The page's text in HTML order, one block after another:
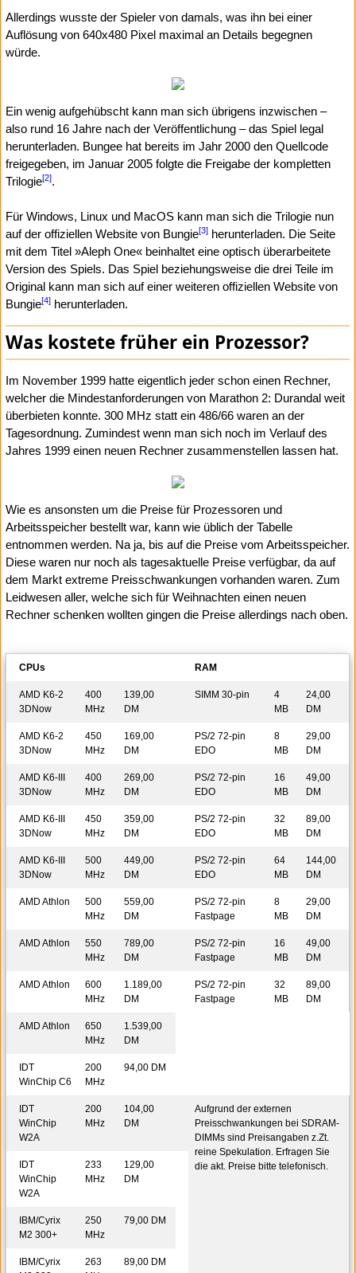
Allerdings wusste der Spieler von damals, was ihn bei einer
Auflösung von 640x480 Pixel maximal an Details begegnen
würde.
Ein wenig aufgehübscht kann man sich übrigens inzwischen –
also rund 16 Jahre nach der Veröffentlichung – das Spiel legal
herunterladen. Bungee hat bereits im Jahr 2000 den Quellcode
freigegeben, im Januar 2005 folgte die Freigabe der kompletten
Trilogie[2].
Für Windows, Linux und MacOS kann man sich die Trilogie nun
auf der offiziellen Website von Bungie[3] herunterladen. Die Seite
mit dem Titel »Aleph One« beinhaltet eine optisch überarbeitete
Version des Spiels. Das Spiel beziehungsweise die drei Teile im
Original kann man sich auf einer weiteren offiziellen Website von
Bungie[4] herunterladen.
Was kostete früher ein Prozessor?
Im November 1999 hatte eigentlich jeder schon einen Rechner,
welcher die Mindestanforderungen von Marathon 2: Durandal weit
überbieten konnte. 300 MHz statt ein 486/66 waren an der
Tagesordnung. Zumindest wenn man sich noch im Verlauf des
Jahres 1999 einen neuen Rechner zusammenstellen lassen hat.
Wie es ansonsten um die Preise für Prozessoren und
Arbeitsspeicher bestellt war, kann wie üblich der Tabelle
entnommen werden. Na ja, bis auf die Preise vom Arbeitsspeicher.
Diese waren nur noch als tagesaktuelle Preise verfügbar, da auf
dem Markt extreme Preisschwankungen vorhanden waren. Zum
Leidwesen aller, welche sich für Weihnachten einen neuen
Rechner schenken wollten gingen die Preise allerdings nach oben.
CPUs RAM
AMD K6-2
3DNow
400
MHz
139,00
DM
SIMM 30-pin
4
MB
24,00
DM
AMD K6-2
3DNow
450
MHz
169,00
DM
PS/2 72-pin
EDO
8
MB
29,00
DM
AMD K6-III
3DNow
400
MHz
269,00
DM
PS/2 72-pin
EDO
16
MB
49,00
DM
AMD K6-III
3DNow
450
MHz
359,00
DM
PS/2 72-pin
EDO
32
MB
89,00
DM
AMD K6-III
3DNow
500
MHz
449,00
DM
PS/2 72-pin
EDO
64
MB
144,00
DM
AMD Athlon
500
MHz
559,00
DM
PS/2 72-pin
Fastpage
8
MB
29,00
DM
AMD Athlon
550
MHz
789,00
DM
PS/2 72-pin
Fastpage
16
MB
49,00
DM
AMD Athlon
600
MHz
1.189,00
DM
PS/2 72-pin
Fastpage
32
MB
89,00
DM
AMD Athlon
650
MHz
1.539,00
DM
IDT
WinChip C6
200
MHz
94,00 DM
IDT
WinChip
W2A
200
MHz
104,00
DM
Aufgrund der externen
Preisschwankungen bei SDRAM-
DIMMs sind Preisangaben z.Zt.
reine Spekulation. Erfragen Sie
die akt. Preise bitte telefonisch.
IDT
WinChip
W2A
233
MHz
129,00
DM
IBM/Cyrix
M2 300+
250
MHz
79,00 DM
IBM/Cyrix
263
89,00 DM